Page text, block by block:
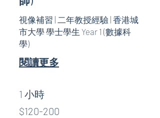
視像補習 | 二年教授經驗 | 香港城
市大學 學士學生 Year 1 (數據科
學)
閱讀更多
1 小時
200
$120-200